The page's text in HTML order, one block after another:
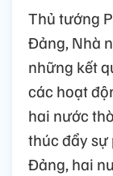
Thủ tướng
Đảng, Nhà
những kết
các hoạt
hai nước
thúc đẩy sự
Đảng, hai